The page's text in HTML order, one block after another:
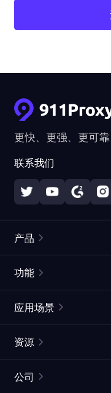
更快、更强、更可靠
联系我们
产品
静态住宅代理
网页抓取 API
功能
ISP代理
ProxySite
应用场景
市场研究
资源
公司